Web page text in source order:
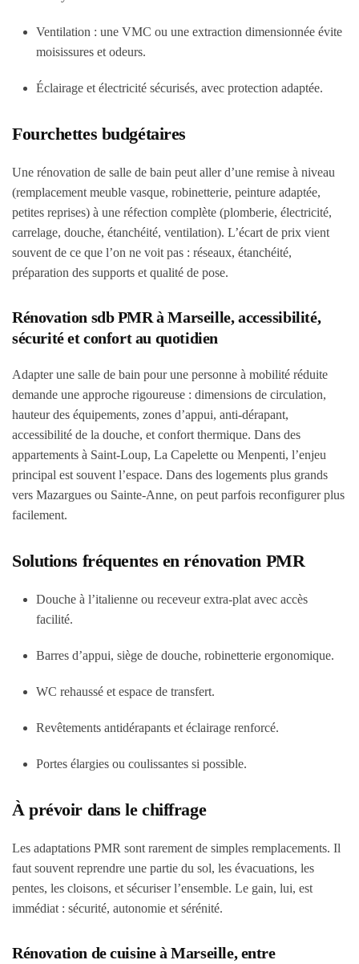
Ventilation : une VMC ou une extraction dimensionnée évite
moisissures et odeurs.
Éclairage et électricité sécurisés, avec protection adaptée.
Fourchettes budgétaires
Une rénovation de salle de bain peut aller d’une remise à niveau
(remplacement meuble vasque, robinetterie, peinture adaptée,
petites reprises) à une réfection complète (plomberie, électricité,
carrelage, douche, étanchéité, ventilation). L’écart de prix vient
souvent de ce que l’on ne voit pas : réseaux, étanchéité,
préparation des supports et qualité de pose.
Rénovation sdb PMR à Marseille, accessibilité,
sécurité et confort au quotidien
Adapter une salle de bain pour une personne à mobilité réduite
demande une approche rigoureuse : dimensions de circulation,
hauteur des équipements, zones d’appui, anti-dérapant,
accessibilité de la douche, et confort thermique. Dans des
appartements à Saint-Loup, La Capelette ou Menpenti, l’enjeu
principal est souvent l’espace. Dans des logements plus grands
vers Mazargues ou Sainte-Anne, on peut parfois reconfigurer plus
facilement.
Solutions fréquentes en rénovation PMR
Douche à l’italienne ou receveur extra-plat avec accès
facilité.
Barres d’appui, siège de douche, robinetterie ergonomique.
WC rehaussé et espace de transfert.
Revêtements antidérapants et éclairage renforcé.
Portes élargies ou coulissantes si possible.
À prévoir dans le chiffrage
Les adaptations PMR sont rarement de simples remplacements. Il
faut souvent reprendre une partie du sol, les évacuations, les
pentes, les cloisons, et sécuriser l’ensemble. Le gain, lui, est
immédiat : sécurité, autonomie et sérénité.
Rénovation de cuisine à Marseille, entre